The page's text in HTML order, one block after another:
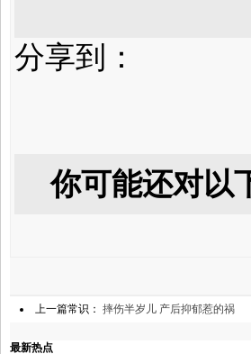
分享到：
你可能还对以
上一篇常识： 摔伤半岁儿 产后抑郁惹的祸
最新热点